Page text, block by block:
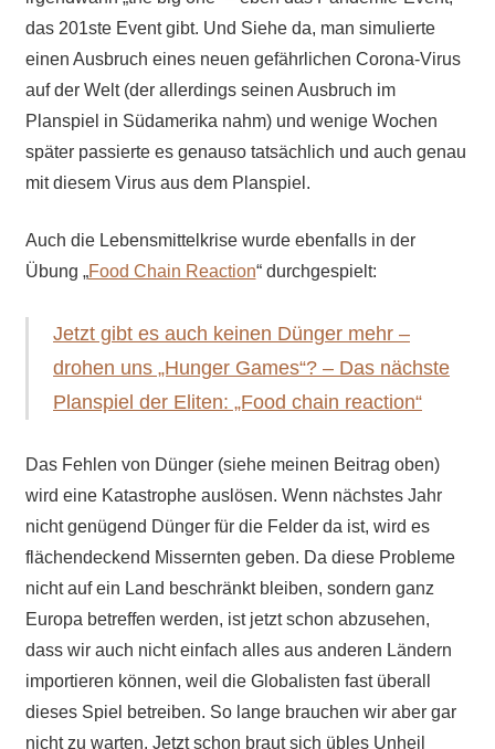
das 201ste Event gibt. Und Siehe da, man simulierte
einen Ausbruch eines neuen gefährlichen Corona-Virus
auf der Welt (der allerdings seinen Ausbruch im
Planspiel in Südamerika nahm) und wenige Wochen
später passierte es genauso tatsächlich und auch genau
mit diesem Virus aus dem Planspiel.
Auch die Lebensmittelkrise wurde ebenfalls in der
Übung „Food Chain Reaction“ durchgespielt:
Jetzt gibt es auch keinen Dünger mehr –
drohen uns „Hunger Games“? – Das nächste
Planspiel der Eliten: „Food chain reaction“
Das Fehlen von Dünger (siehe meinen Beitrag oben)
wird eine Katastrophe auslösen. Wenn nächstes Jahr
nicht genügend Dünger für die Felder da ist, wird es
flächendeckend Missernten geben. Da diese Probleme
nicht auf ein Land beschränkt bleiben, sondern ganz
Europa betreffen werden, ist jetzt schon abzusehen,
dass wir auch nicht einfach alles aus anderen Ländern
importieren können, weil die Globalisten fast überall
dieses Spiel betreiben. So lange brauchen wir aber gar
nicht zu warten. Jetzt schon braut sich übles Unheil